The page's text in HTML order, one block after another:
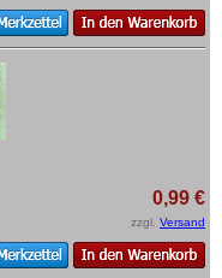
0,99 €
zzgl. Versand